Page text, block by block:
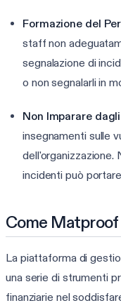
Formazione del
staff non
segnalazione di
o non segnalarli in
Non Imparare
insegnamenti sulle
dell'organizzazione.
incidenti può
Come
La piattaforma di
una serie di strumenti
finanziarie nel